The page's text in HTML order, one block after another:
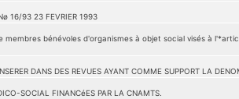
16/93 23 FEVRIER 1993
membres bénévoles d'organismes à objet social visés à
DANS DES REVUES AYANT COMME SUPPORT LA
SOCIAL FINANCéES PAR LA CNAMTS.